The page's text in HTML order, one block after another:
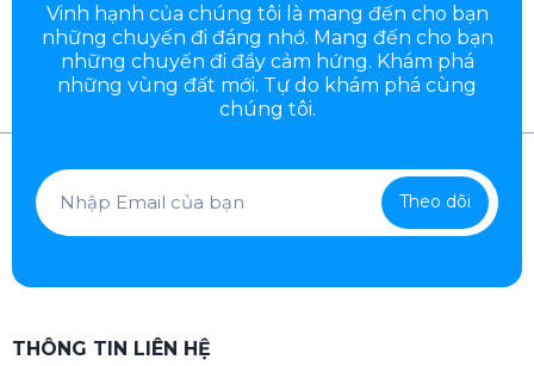
Vinh hạnh của chúng tôi là mang đến cho bạn
những chuyến đi đáng nhớ. Mang đến cho bạn
những chuyến đi đầycảm hứng. Khám phá
những vùng đất mới. Tự do khám phá cùng
chúng tôi.
Theo dõi
THÔNG TIN LIÊN HỆ